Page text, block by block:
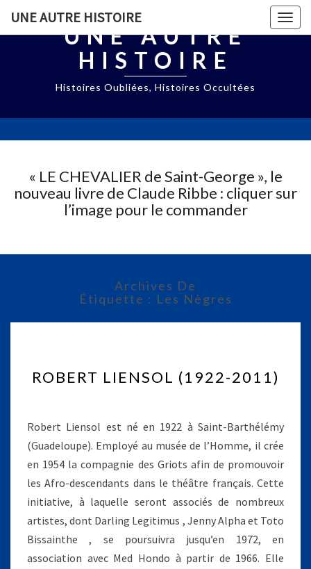
UNE AUTRE HISTOIRE
UNE AUTRE
HISTOIRE
Histoires Oubliées, Histoires Occultées
« LE CHEVALIER de Saint-George », le
nouveau livre de Claude Ribbe : cliquer sur
l’image pour le commander
Archives De
Étiquette : Les Nègres
O
R
I
E
N
S
L
(
ROBERT LIENSOL (1922-2011)
Robert Liensol est né en 1922 à Saint-Barthélémy
(Guadeloupe). Employé au musée de l’Homme, il crée
en 1954 la compagnie des Griots afin de promouvoir
les Afro-descendants dans le théâtre français. Cette
initiative, à laquelle seront associés de nombreux
artistes, dont Darling Legitimus , Jenny Alpha et Toto
Bissainthe , se poursuivra jusqu’en 1972, en
association avec Med Hondo à partir de 1966. Elle